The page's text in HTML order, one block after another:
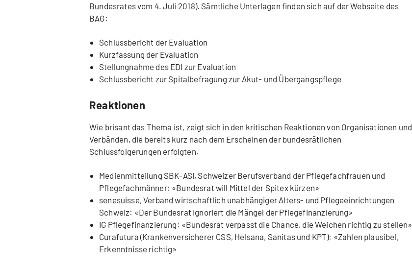
Bundesrates vom 4. Juli 2018). Sämtliche Unterlagen finden sich auf der Webseite des
BAG:
Schlussbericht der Evaluation
Kurzfassung der Evaluation
Stellungnahme des EDI zur Evaluation
Schlussbericht zur Spitalbefragung zur Akut- und Übergangspflege
Reaktionen
Wie brisant das Thema ist, zeigt sich in den kritischen Reaktionen von Organisationen und
Verbänden, die bereits kurz nach dem Erscheinen der bundesrätlichen
Schlussfolgerungen erfolgten.
Medienmitteilung SBK-ASI, Schweizer Berufsverband der Pflegefachfrauen und
Pflegefachmänner: «Bundesrat will Mittel der Spitex kürzen»
senesuisse, Verband wirtschaftlich unabhängiger Alters- und Pflegeeinrichtungen
Schweiz: «Der Bundesrat ignoriert die Mängel der Pflegefinanzierung»
IG Pflegefinanzierung: «Bundesrat verpasst die Chance, die Weichen richtig zu stellen»
Curafutura (Krankenversicherer CSS, Helsana, Sanitas und KPT): «Zahlen plausibel,
Erkenntnisse richtig»